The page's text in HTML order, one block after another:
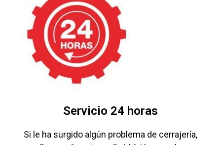
Servicio 24 horas
Si le ha surgido algún problema de cerrajería,